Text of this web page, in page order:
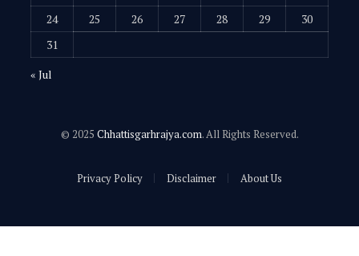
24
25 26 27 28 29
30
31
« Jul
© 2025 Chhattisgarhrajya.com. All Rights Reserved.
Privacy Policy Disclaimer About Us